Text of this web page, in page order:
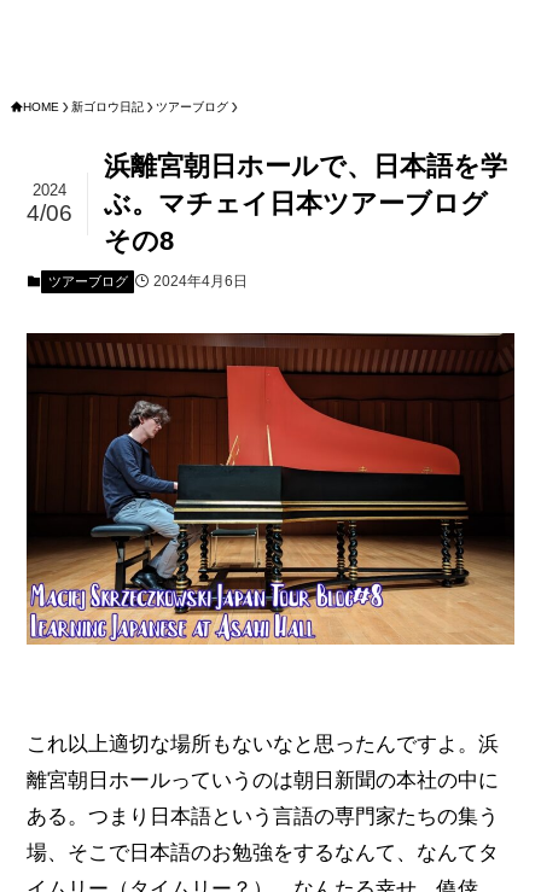
HOME 新ゴロウ日記 ツアーブログ
浜離宮朝日ホールで、日本語を学
ぶ。マチェイ日本ツアーブログ
その8
2024
4/06
ツアーブログ 2024年4月6日
これ以上適切な場所もないなと思ったんですよ。浜
離宮朝日ホールっていうのは朝日新聞の本社の中に
ある。つまり日本語という言語の専門家たちの集う
場、そこで日本語のお勉強をするなんて、なんてタ